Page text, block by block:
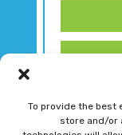
To provide the best
store and/or